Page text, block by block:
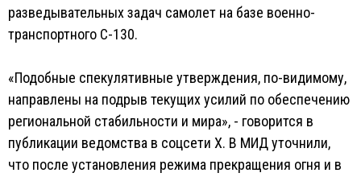
разведывательных задач самолет на базе военно-
транспортного C-130.
«Подобные спекулятивные утверждения, по-видимому,
направлены на подрыв текущих усилий по обеспечению
региональной стабильности и мира», - говорится в
публикации ведомства в соцсети X. В МИД уточнили,
что после установления режима прекращения огня и в